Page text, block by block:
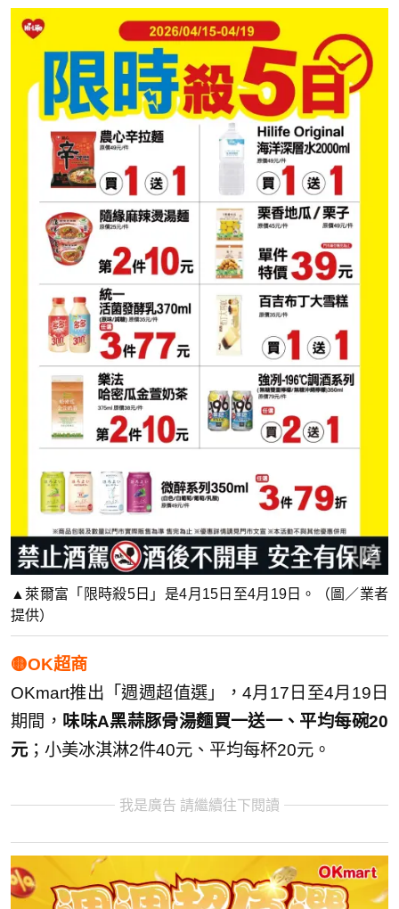
▲萊爾富「限時殺5日」是4月15日至4月19日。（圖／業者
提供）
🟡OK超商
OKmart推出「週週超值選」，4月17日至4月19日
期間， 味味A黑蒜豚骨湯麵買一送一、平均每碗20
元；小美冰淇淋2件40元、平均每杯20元。
我是廣告 請繼續往下閱讀